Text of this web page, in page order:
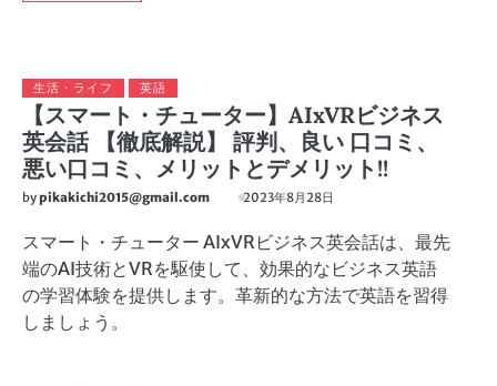
生活・ライフ 英語
【スマート・チューター】AIxVRビジネス
英会話 【徹底解説】 評判、良い 口コミ、
悪い口コミ、メリットとデメリット!!
bypikakichi2015@gmail.com 2023年8月28日
スマート・チューター AIxVRビジネス英会話は、最先
端のAI技術とVRを駆使して、効果的なビジネス英語
の学習体験を提供します。革新的な方法で英語を習得
しましょう。